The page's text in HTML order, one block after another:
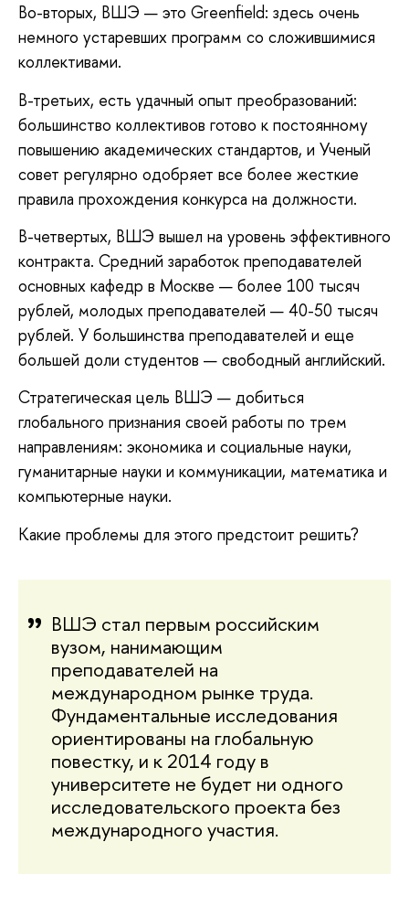
Во-вторых, ВШЭ — это Greenfield: здесь очень
немного устаревших программ со сложившимися
коллективами.
В-третьих, есть удачный опыт преобразований:
большинство коллективов готово к постоянному
повышению академических стандартов, и Ученый
совет регулярно одобряет все более жесткие
правила прохождения конкурса на должности.
В-четвертых, ВШЭ вышел на уровень эффективного
контракта. Средний заработок преподавателей
основных кафедр в Москве — более 100 тысяч
рублей, молодых преподавателей — 40-50 тысяч
рублей. У большинства преподавателей и еще
большей доли студентов — свободный английский.
Стратегическая цель ВШЭ — добиться
глобального признания своей работы по трем
направлениям: экономика и социальные науки,
гуманитарные науки и коммуникации, математика и
компьютерные науки.
Какие проблемы для этого предстоит решить?
ВШЭ стал первым российским
вузом, нанимающим
преподавателей на
международном рынке труда.
Фундаментальные исследования
ориентированы на глобальную
повестку, и к 2014 году в
университете не будет ни одного
исследовательского проекта без
международного участия.